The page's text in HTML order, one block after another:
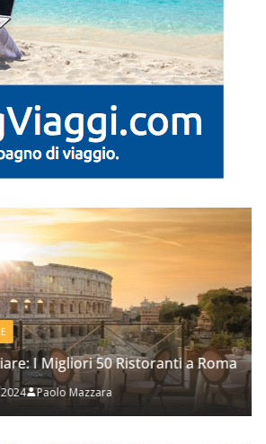
I Migliori 50 Ristoranti a Roma
Paolo Mazzara